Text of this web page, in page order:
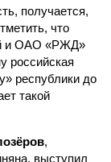
получается,
что
и ОАО «РЖД»
российская
республики до
такой
,
выступил